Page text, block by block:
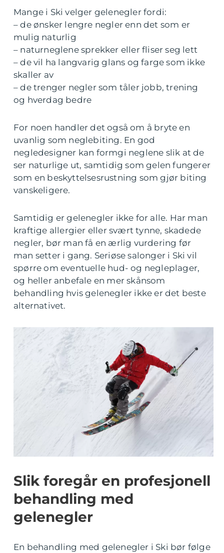
Mange i Ski velger gelenegler fordi:
– de ønsker lengre negler enn det som er
mulig naturlig
– naturneglene sprekker eller fliser seg lett
– de vil ha langvarig glans og farge som ikke
skaller av
– de trenger negler som tåler jobb, trening
og hverdag bedre
For noen handler det også om å bryte en
uvanlig som neglebiting. En god
negledesigner kan formgi neglene slik at de
ser naturlige ut, samtidig som gelen fungerer
som en beskyttelsesrustning som gjør biting
vanskeligere.
Samtidig er gelenegler ikke for alle. Har man
kraftige allergier eller svært tynne, skadede
negler, bør man få en ærlig vurdering før
man setter i gang. Seriøse salonger i Ski vil
spørre om eventuelle hud- og negleplager,
og heller anbefale en mer skånsom
behandling hvis gelenegler ikke er det beste
alternativet.
Slik foregår en profesjonell
behandling med
gelenegler
En behandling med gelenegler i Ski bør følge